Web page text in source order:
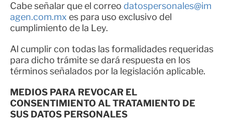
Cabe señalar que el correo datospersonales@im
agen.com.mx es para uso exclusivo del
cumplimiento de la Ley.
Al cumplir con todas las formalidades requeridas
para dicho trámite se dará respuesta en los
términos señalados por la legislación aplicable.
MEDIOS PARA REVOCAR EL
CONSENTIMIENTO AL TRATAMIENTO DE
SUS DATOS PERSONALES